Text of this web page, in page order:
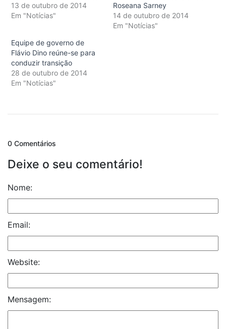
13 de outubro de 2014
Em "Notícias"
Roseana Sarney
14 de outubro de 2014
Em "Notícias"
Equipe de governo de
Flávio Dino reúne-se para
conduzir transição
28 de outubro de 2014
Em "Notícias"
0 Comentários
Deixe o seu comentário!
Nome:
Email:
Website:
Mensagem: